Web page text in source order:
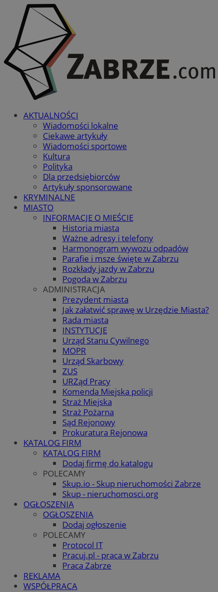
AKTUALNOŚCI
Wiadomości lokalne
Ciekawe artykuły
Wiadomości sportowe
Kultura
Polityka
Dla przedsiębiorców
Artykuły sponsorowane
KRYMINALNE
MIASTO
INFORMACJE O MIEŚCIE
Historia miasta
Ważne adresy i telefony
Harmonogram wywozu odpadów
Parafie i msze święte w Zabrzu
Rozkłady jazdy w Zabrzu
Pogoda w Zabrzu
ADMINISTRACJA
Prezydent miasta
Jak załatwić sprawę w Urzędzie Miasta?
Rada miasta
INSTYTUCJE
Urząd Stanu Cywilnego
MOPR
Urząd Skarbowy
ZUS
URZąd Pracy
Komenda Miejska policji
Straż Miejska
Straż Pożarna
Sąd Rejonowy
Prokuratura Rejonowa
KATALOG FIRM
KATALOG FIRM
Dodaj firmę do katalogu
POLECAMY
Skup.io - Skup nieruchomości Zabrze
Skup - nieruchomosci.org
OGŁOSZENIA
OGŁOSZENIA
Dodaj ogłoszenie
POLECAMY
Protocol IT
Pracuj.pl - praca w Zabrzu
Praca Zabrze
REKLAMA
WSPÓŁPRACA